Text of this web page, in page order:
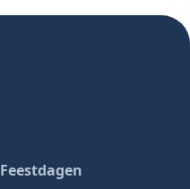
Feestdagen